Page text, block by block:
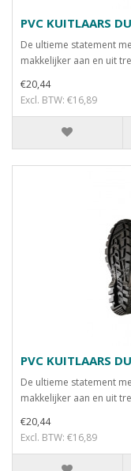
PVC KUITLAARS
De ultieme statement
makkelijker aan en uit
€20,44
Excl. BTW: €16,89
PVC KUITLAARS
De ultieme statement
makkelijker aan en uit
€20,44
Excl. BTW: €16,89